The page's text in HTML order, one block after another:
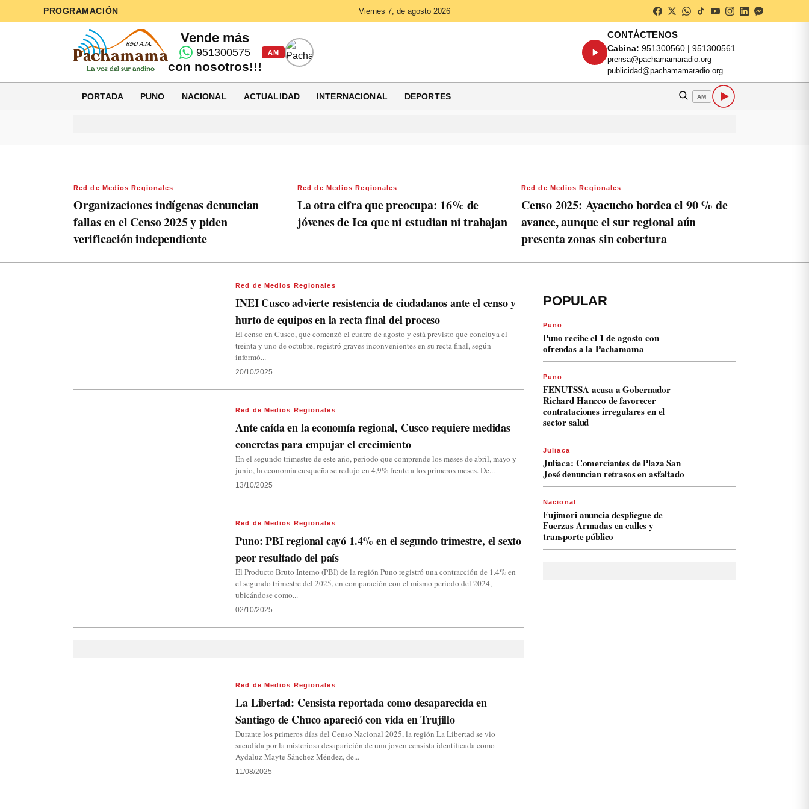
PROGRAMACIÓN Viernes 7, de agosto 2026
Vende más
951300575
con nosotros!!!
AM
CONTÁCTENOS
Cabina: 951300560 | 951300561
prensa@pachamamaradio.org
publicidad@pachamamaradio.org
PORTADA PUNO NACIONAL ACTUALIDAD INTERNACIONAL DEPORTES AM
Red de Medios Regionales
Organizaciones indígenas denuncian
fallas en el Censo 2025 y piden
verificación independiente
Red de Medios Regionales
La otra cifra que preocupa: 16% de
jóvenes de Ica que ni estudian ni trabajan
Red de Medios Regionales
Censo 2025: Ayacucho bordea el 90 % de
avance, aunque el sur regional aún
presenta zonas sin cobertura
Red de Medios Regionales
INEI Cusco advierte resistencia de ciudadanos ante el censo y
hurto de equipos en la recta final del proceso
El censo en Cusco, que comenzó el cuatro de agosto y está previsto que concluya el
treinta y uno de octubre, registró graves inconvenientes en su recta final, según
informó...
20/10/2025
Red de Medios Regionales
Ante caída en la economía regional, Cusco requiere medidas
concretas para empujar el crecimiento
En el segundo trimestre de este año, periodo que comprende los meses de abril, mayo y
junio, la economía cusqueña se redujo en 4,9% frente a los primeros meses. De...
13/10/2025
Red de Medios Regionales
Puno: PBI regional cayó 1.4% en el segundo trimestre, el sexto
peor resultado del país
El Producto Bruto Interno (PBI) de la región Puno registró una contracción de 1.4% en
el segundo trimestre del 2025, en comparación con el mismo periodo del 2024,
ubicándose como...
02/10/2025
Red de Medios Regionales
La Libertad: Censista reportada como desaparecida en
Santiago de Chuco apareció con vida en Trujillo
Durante los primeros días del Censo Nacional 2025, la región La Libertad se vio
sacudida por la misteriosa desaparición de una joven censista identificada como
Aydaluz Mayte Sánchez Méndez, de...
11/08/2025
POPULAR
Puno
Puno recibe el 1 de agosto con
ofrendas a la Pachamama
Puno
FENUTSSA acusa a Gobernador
Richard Hancco de favorecer
contrataciones irregulares en el
sector salud
Juliaca
Juliaca: Comerciantes de Plaza San
José denuncian retrasos en asfaltado
Nacional
Fujimori anuncia despliegue de
Fuerzas Armadas en calles y
transporte público